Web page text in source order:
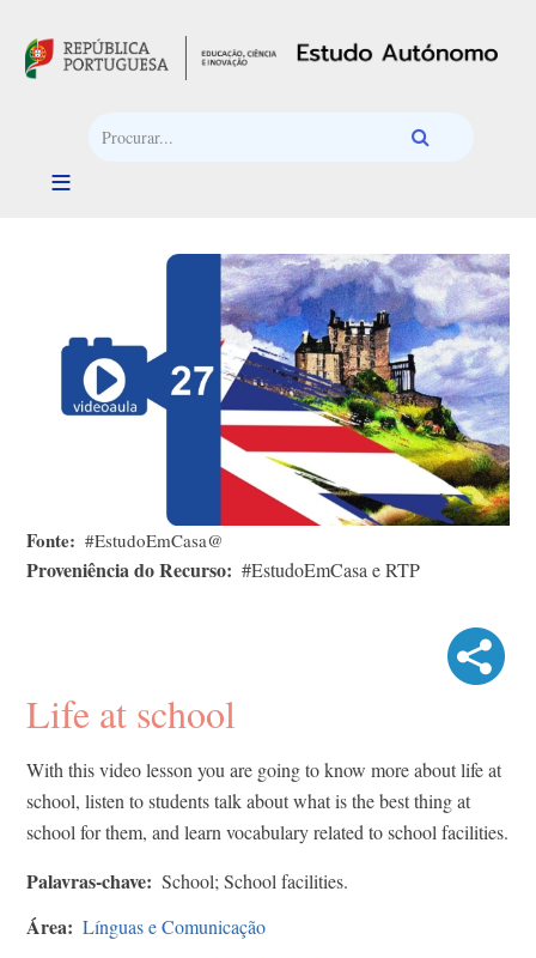
Fonte #EstudoEmCasa@
Proveniência do Recurso #EstudoEmCasa e RTP
Life at school
With this video lesson you are going to know more about life at
school, listen to students talk about what is the best thing at
school for them, and learn vocabulary related to school facilities.
Palavras-chave School; School facilities.
Área Línguas e Comunicação